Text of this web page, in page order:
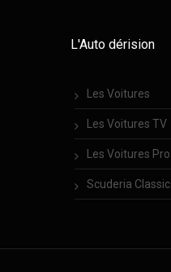
L'Auto dérision
Les Voitures
Les Voitures TV
Les Voitures Pro
Scuderia Classic